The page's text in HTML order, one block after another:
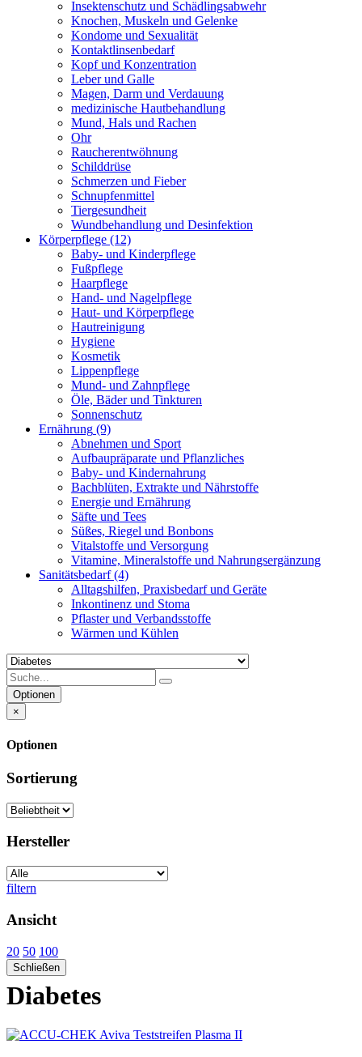
Insektenschutz und Schädlingsabwehr
Knochen, Muskeln und Gelenke
Kondome und Sexualität
Kontaktlinsenbedarf
Kopf und Konzentration
Leber und Galle
Magen, Darm und Verdauung
medizinische Hautbehandlung
Mund, Hals und Rachen
Ohr
Raucherentwöhnung
Schilddrüse
Schmerzen und Fieber
Schnupfenmittel
Tiergesundheit
Wundbehandlung und Desinfektion
Körperpflege (12)
Baby- und Kinderpflege
Fußpflege
Haarpflege
Hand- und Nagelpflege
Haut- und Körperpflege
Hautreinigung
Hygiene
Kosmetik
Lippenpflege
Mund- und Zahnpflege
Öle, Bäder und Tinkturen
Sonnenschutz
Ernährung (9)
Abnehmen und Sport
Aufbaupräparate und Pflanzliches
Baby- und Kindernahrung
Bachblüten, Extrakte und Nährstoffe
Energie und Ernährung
Säfte und Tees
Süßes, Riegel und Bonbons
Vitalstoffe und Versorgung
Vitamine, Mineralstoffe und Nahrungsergänzung
Sanitätsbedarf(4)
Alltagshilfen, Praxisbedarf und Geräte
Inkontinenz und Stoma
Pflaster und Verbandsstoffe
Wärmen und Kühlen
Optionen
×
Optionen
Sortierung
Hersteller
filtern
Ansicht
20 50 100
Schließen
Diabetes